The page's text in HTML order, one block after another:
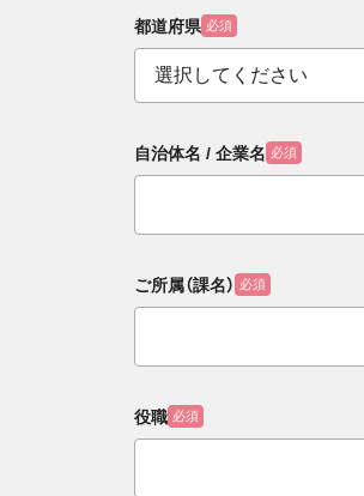
都道府県 必須
自治体名 / 企業名 必須
ご所属（課名） 必須
役職 必須